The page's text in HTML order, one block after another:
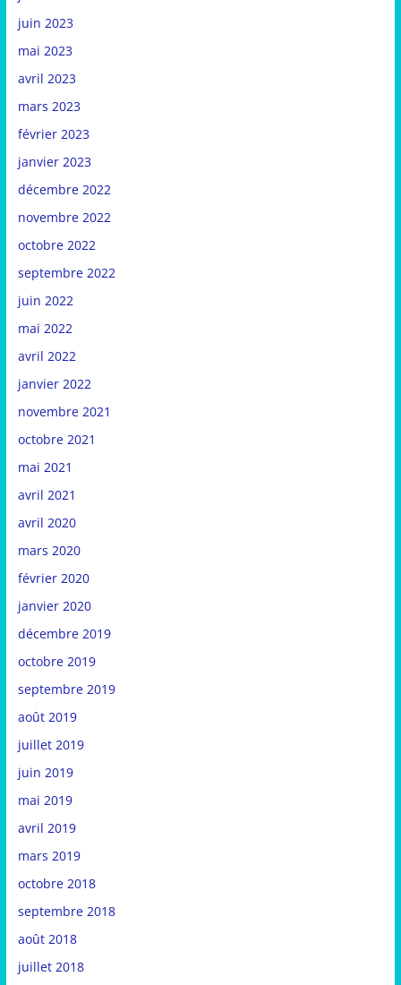
juin 2023
mai 2023
avril 2023
mars 2023
février 2023
janvier 2023
décembre 2022
novembre 2022
octobre 2022
septembre 2022
juin 2022
mai 2022
avril 2022
janvier 2022
novembre 2021
octobre 2021
mai 2021
avril 2021
avril 2020
mars 2020
février 2020
janvier 2020
décembre 2019
octobre 2019
septembre 2019
août 2019
juillet 2019
juin 2019
mai 2019
avril 2019
mars 2019
octobre 2018
septembre 2018
août 2018
juillet 2018